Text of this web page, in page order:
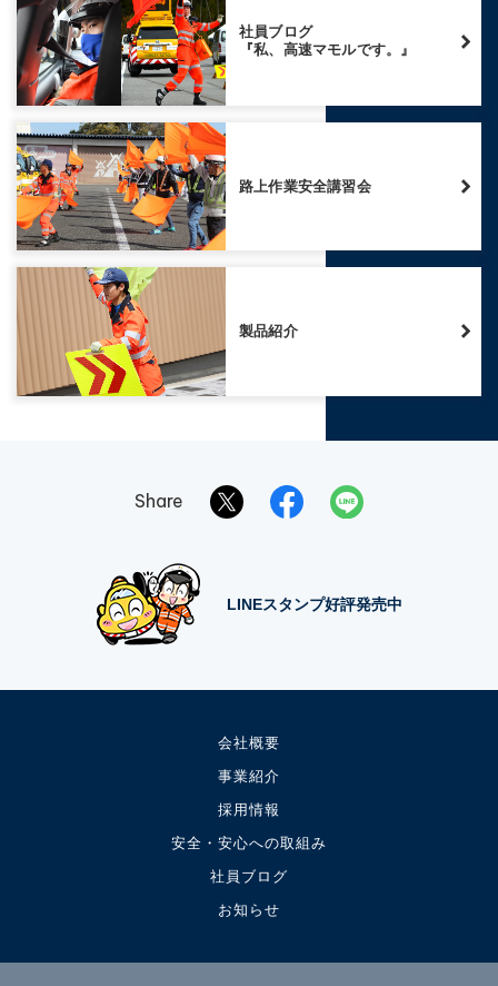
社員ブログ
『私、高速マモルです。』
路上作業安全講習会
製品紹介
Share
LINEスタンプ好評発売中
会社概要
事業紹介
採用情報
安全・安心への取組み
社員ブログ
お知らせ